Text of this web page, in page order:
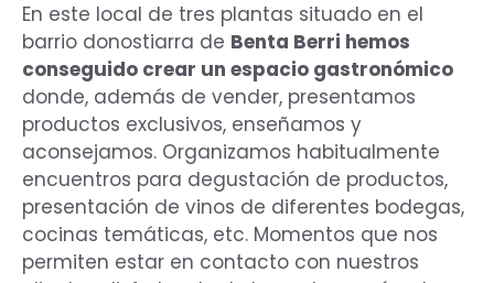
En este local de tres plantas situado en el
barrio donostiarra de Benta Berri hemos
conseguido crear un espacio gastronómico
donde, además de vender, presentamos
productos exclusivos, enseñamos y
aconsejamos. Organizamos habitualmente
encuentros para degustación de productos,
presentación de vinos de diferentes bodegas,
cocinas temáticas, etc. Momentos que nos
permiten estar en contacto con nuestros